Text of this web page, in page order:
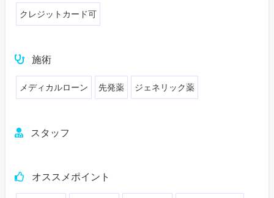
クレジットカード可
施術
メディカルローン 先発薬 ジェネリック薬
スタッフ
オススメポイント